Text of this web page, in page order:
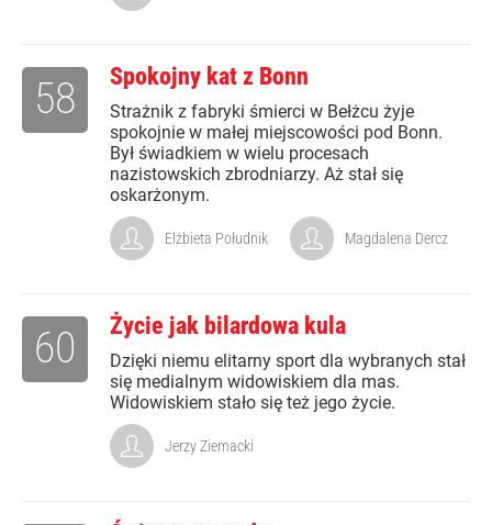
Spokojny kat z Bonn
Strażnik z fabryki śmierci w Bełżcu żyje
spokojnie w małej miejscowości pod Bonn.
Był świadkiem w wielu procesach
nazistowskich zbrodniarzy. Aż stał się
oskarżonym.
58
Elżbieta Południk Magdalena Dercz
Życie jak bilardowa kula
Dzięki niemu elitarny sport dla wybranych stał
się medialnym widowiskiem dla mas.
Widowiskiem stało się też jego życie.
60
Jerzy Ziemacki